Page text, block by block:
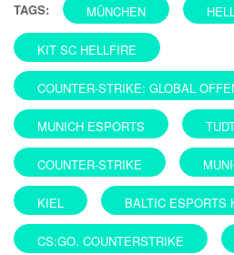
TAGS: MÜNCHEN
KIT SC HELLFIRE
COUNTER-STRIKE: GLOBAL
MUNICH ESPORTS
COUNTER-STRIKE
KIEL BALTIC ESPORTS
CS:GO. COUNTERSTRIKE